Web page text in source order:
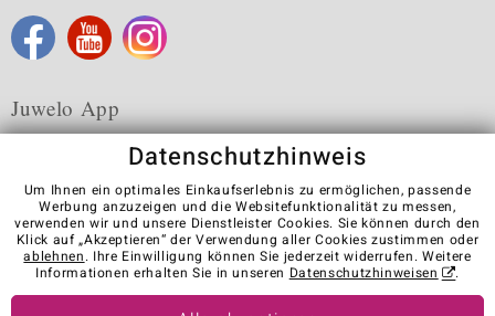
Juwelo App
Karriere AGB Datenschutz Cookies
Impressum
Kontakt
Vertrag widerrufen
Visit our stores in other countries:
Datenschutzhinweis
Um Ihnen ein optimales Einkaufserlebnis zu ermöglichen, passende
Werbung anzuzeigen und die Websitefunktionalität zu messen,
verwenden wir und unsere Dienstleister Cookies. Sie können durch den
Klick auf „Akzeptieren“ der Verwendung aller Cookies zustimmen oder
ablehnen. Ihre Einwilligung können Sie jederzeit widerrufen. Weitere
Informationen erhalten Sie in unseren Datenschutzhinweisen .